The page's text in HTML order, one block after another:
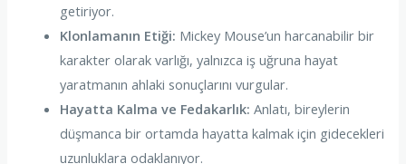
getiriyor.
Klonlamanın Etiği: Mickey Mouse’un harcanabilir bir
karakter olarak varlığı, yalnızca iş uğruna hayat
yaratmanın ahlaki sonuçlarını vurgular.
Hayatta Kalma ve Fedakarlık: Anlatı, bireylerin
düşmanca bir ortamda hayatta kalmak için gidecekleri
uzunluklara odaklanıyor.